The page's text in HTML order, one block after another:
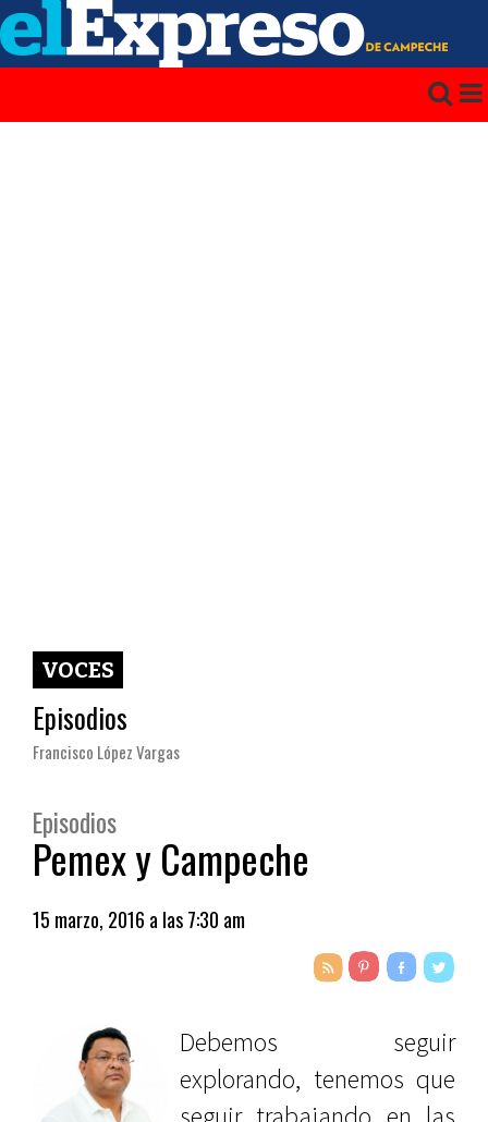
VOCES
Episodios
Francisco López Vargas
Episodios
Pemex y Campeche
15 marzo, 2016 a las 7:30 am
Debemos seguir
explorando, tenemos que